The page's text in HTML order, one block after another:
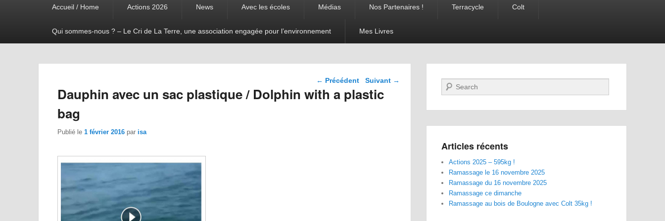
Accueil / Home Actions 2026 News Avec les écoles Médias Nos Partenaires ! Terracycle Colt
Qui sommes-nous ? – Le Cri de La Terre, une association engagée pour l’environnement Mes Livres
Navigation dans les
articles
← Précédent Suivant →
Dauphin avec un sac plastique / Dolphin with a plastic
bag
Publié le 1 février 2016 par isa
Recherche
Articles récents
Actions 2025 – 595kg !
Ramassage le 16 novembre 2025
Ramassage du 16 novembre 2025
Ramassage ce dimanche
Ramassage au bois de Boulogne avec Colt 35kg !